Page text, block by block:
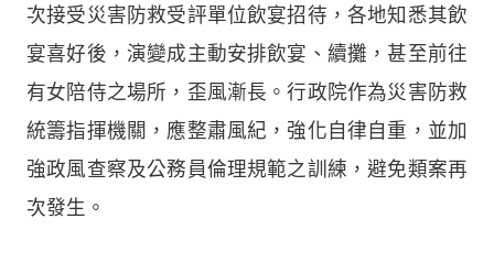
次接受災害防救受評單位飲宴招待，各地知悉其飲
宴喜好後，演變成主動安排飲宴、續攤，甚至前往
有女陪侍之場所，歪風漸長。行政院作為災害防救
統籌指揮機關，應整肅風紀，強化自律自重，並加
強政風查察及公務員倫理規範之訓練，避免類案再
次發生。